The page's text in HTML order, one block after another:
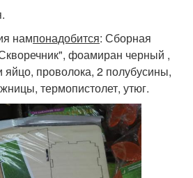
нампонадобится: Сборная
фоамиран черный ,
проволока, 2 полубусины,
термопистолет, утюг.